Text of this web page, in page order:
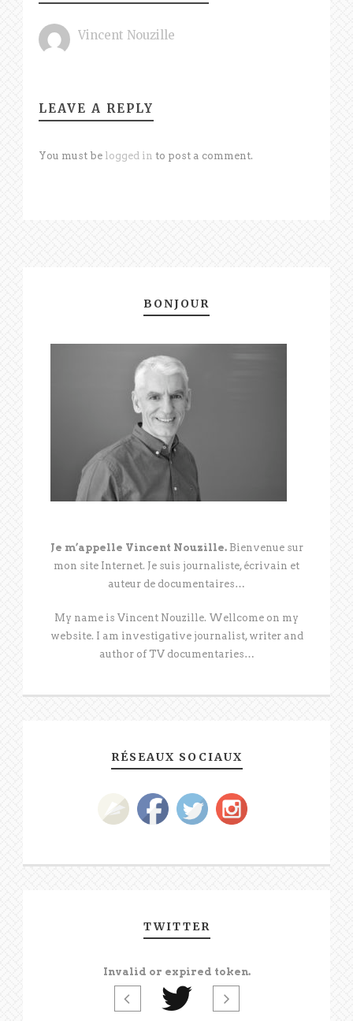
Vincent Nouzille
LEAVE A REPLY
You must be logged in to post a comment.
BONJOUR
Je m’appelle Vincent Nouzille.Bienvenue sur
mon site Internet. Je suis journaliste, écrivain et
auteur de documentaires…
My name is Vincent Nouzille. Wellcome on my
website. I am investigative journalist, writer and
author of TV documentaries…
RÉSEAUX SOCIAUX
TWITTER
Invalid or expired token.